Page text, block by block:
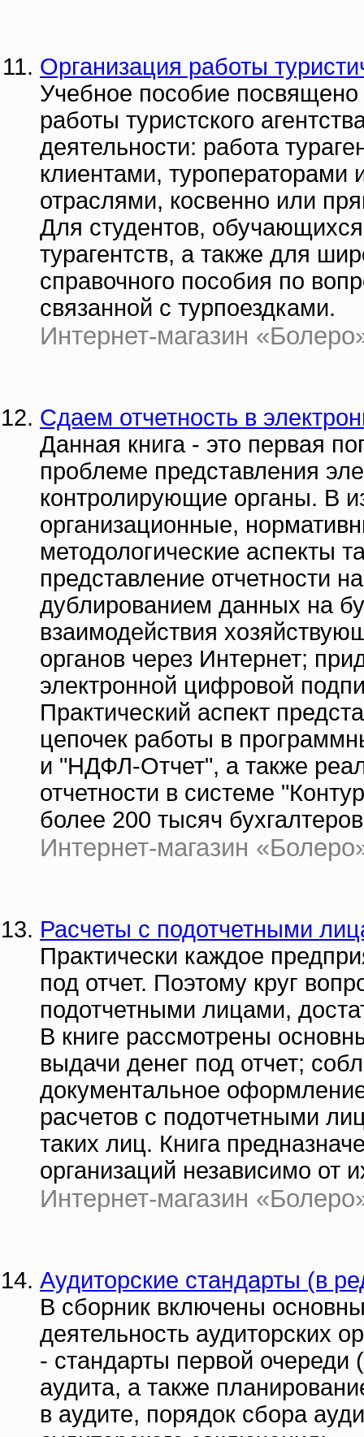
Организация работы
Учебное пособие посвящено
работы туристского
деятельности: работа
клиентами,
отраслями, косвенно или
Для студентов,
турагентств, а также для
справочного пособия по
связанной с турпоездками.
Интернет-магазин
Сдаем отчетность в
Данная книга - это первая
проблеме представления
контролирующие органы. В
организационные,
методологические аспекты
представление отчетности
дублированием данных на
взаимодействия
органов через Интернет;
электронной цифровой
Практический аспект
цепочек работы в
и "НДФЛ-Отчет", а также
отчетности в системе
более 200 тысяч
Интернет-магазин
Расчеты с подотчетными
Практически каждое
под отчет. Поэтому круг
подотчетными лицами,
В книге рассмотрены
выдачи денег под отчет;
документальное
расчетов с подотчетными
таких лиц. Книга
организаций независимо от
Интернет-магазин
Аудиторские стандарты (в
В сборник включены
деятельность аудиторских
- стандарты первой
аудита, а также
в аудите, порядок сбора